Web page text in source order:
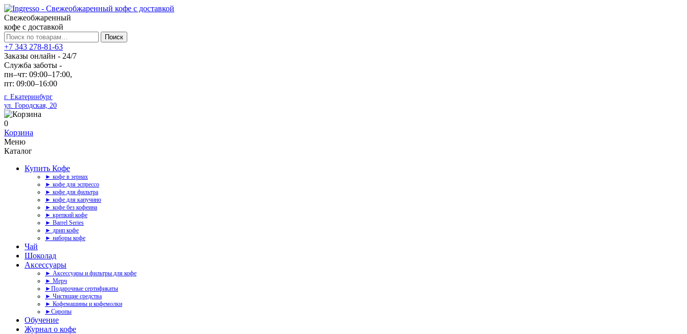
Свежеобжаренный
кофе с доставкой
Искать:
Поиск
+7 343 278-81-63
Заказы онлайн - 24/7
Служба заботы -
пн–чт: 09:00–17:00,
пт: 09:00–16:00
г. Екатеринбург
ул. Городская, 20
0
Корзина
Меню
Каталог
Купить Кофе
► кофе в зернах
► кофе для эспрессо
► кофе для фильтра
► кофе для капучино
► кофе без кофеина
► крепкий кофе
► Barrel Series
► дрип кофе
► наборы кофе
Чай
Шоколад
Аксессуары
► Аксессуары и фильтры для кофе
► Мерч
►Подарочные сертификаты
► Чистящие средства
► Кофемашины и кофемолки
►Сиропы
Обучение
Журнал о кофе